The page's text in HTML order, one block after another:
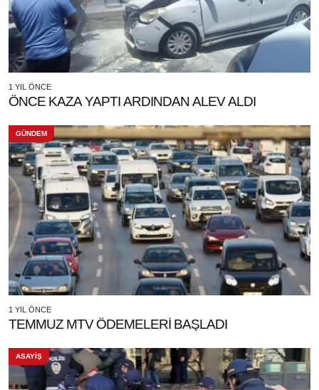
1 YIL ÖNCE
ÖNCE KAZA YAPTI ARDINDAN ALEV ALDI
GÜNDEM
1 YIL ÖNCE
TEMMUZ MTV ÖDEMELERİ BAŞLADI
ASAYİŞ